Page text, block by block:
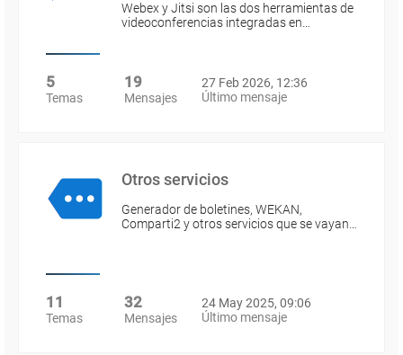
Webex y Jitsi son las dos herramientas de
videoconferencias integradas en…
5
Temas
19
Mensajes
27 Feb 2026, 12:36
Último mensaje
Otros servicios
Generador de boletines, WEKAN,
Comparti2 y otros servicios que se vayan…
11
Temas
32
Mensajes
24 May 2025, 09:06
Último mensaje